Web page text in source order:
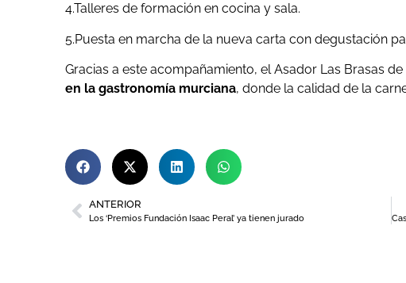
4.Talleres de formación en cocina y sala.
5.Puesta en marcha de la nueva carta con degustación
Gracias a este acompañamiento, el Asador Las Brasas
en la gastronomía murciana, donde la calidad de la
ANTERIOR
Los ‘Premios Fundación Isaac Peral’ ya tienen jurado